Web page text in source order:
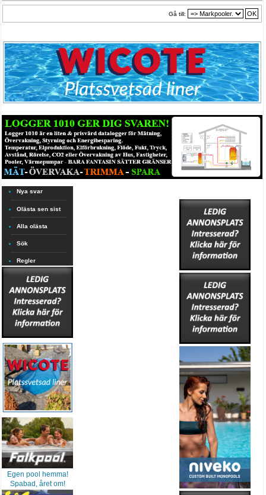
Gå till:
Nya svar
Olästa sen sist
Alla olästa
Sök
Regler
Egen pool hemma!
Spabad, året om!